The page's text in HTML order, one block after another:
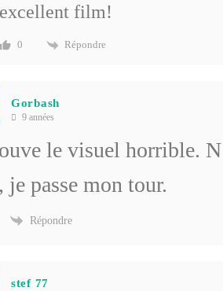
excellent film!
0 Répondre
Gorbash
9 années
le visuel horrible.
passe mon tour.
Répondre
stef 77